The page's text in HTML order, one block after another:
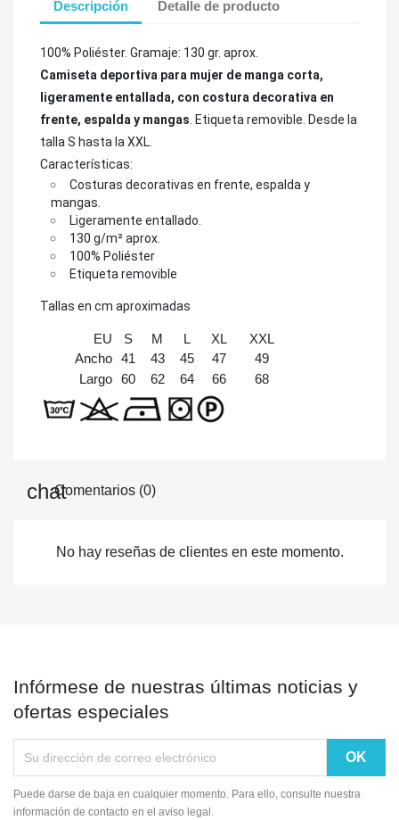
Descripción Detalle de producto
100% Poliéster. Gramaje: 130 gr. aprox.
Camiseta deportiva para mujer de manga corta,
ligeramente entallada, con costura decorativa en
frente, espalda y mangas . Etiqueta removible. Desde la
talla S hasta la XXL.
Características:
Costuras decorativas en frente, espalda y
mangas.
Ligeramente entallado.
130 g/m² aprox.
100% Poliéster
Etiqueta removible
Tallas en cm aproximadas
EU S M L XL
XXL
Ancho 41 43 45 47
49
Largo 60 62 64 66 68
Comentarios (0)
No hay reseñas de clientes en este momento.
Infórmese de nuestras últimas noticias y
ofertas especiales
Puede darse de baja en cualquier momento. Para ello, consulte nuestra
información de contacto en el aviso legal.